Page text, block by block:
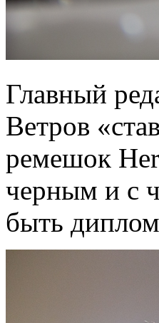
Главный
Ветров
ремешок
черным и с
быть